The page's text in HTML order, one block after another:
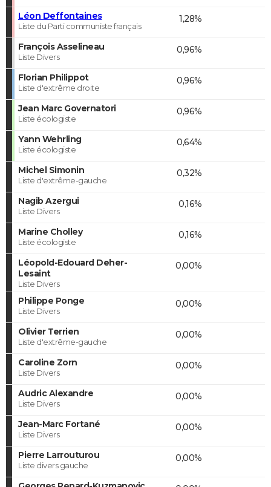
Léon Deffontaines
Liste du Parti communiste français
1,28%
François Asselineau
Liste Divers
0,96%
Florian Philippot
Liste d'extrême droite
0,96%
Jean Marc Governatori
Liste écologiste
0,96%
Yann Wehrling
Liste écologiste
0,64%
Michel Simonin
Liste d'extrême-gauche
0,32%
Nagib Azergui
Liste Divers
0,16%
Marine Cholley
Liste écologiste
0,16%
Léopold-Edouard Deher-
Lesaint
Liste Divers
0,00%
Philippe Ponge
Liste Divers
0,00%
Olivier Terrien
Liste d'extrême-gauche
0,00%
Caroline Zorn
Liste Divers
0,00%
Audric Alexandre
Liste Divers
0,00%
Jean-Marc Fortané
Liste Divers
0,00%
Pierre Larrouturou
Liste divers gauche
0,00%